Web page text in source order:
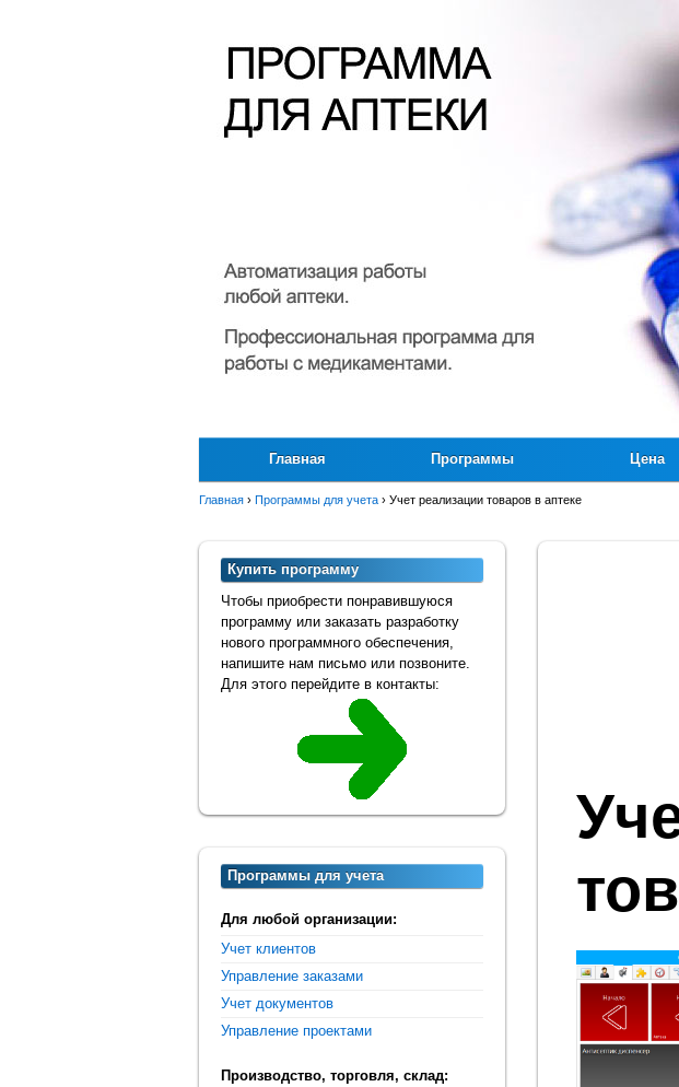
Главная Программы Цена
Главная › Программы для учета › Учет реализации товаров в аптеке
Купить программу
Чтобы приобрести понравившуюся
программу или заказать разработку
нового программного обеспечения,
напишите нам письмо или позвоните.
Для этого перейдите в контакты:
Программы для учета
Для любой организации:
Учет клиентов
Управление заказами
Учет документов
Управление проектами
Производство, торговля, склад: